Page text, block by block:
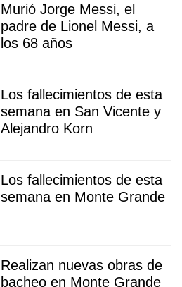
Murió Jorge Messi, el
padre de Lionel Messi, a
los 68 años
Los fallecimientos de esta
semana en San Vicente y
Alejandro Korn
Los fallecimientos de esta
semana en Monte Grande
Realizan nuevas obras de
bacheo en Monte Grande